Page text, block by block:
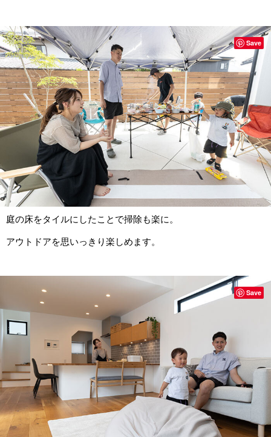
庭の床をタイルにしたことで掃除も楽に。
アウトドアを思いっきり楽しめます。
Save
Save